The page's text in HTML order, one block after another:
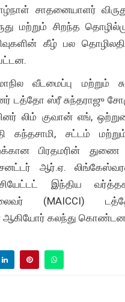
சாதனையாளர்
மற்றும் சிறந்த
கீழ் பல
வீடமைப்பு மற்றும்
டத்தோ ஸ்ரீ சுந்தராஜு
லிம் குவான் எங்,
கந்தசாமி, சட்டம்
பிரதமரின்
ஆர்.ஏ.
இந்திய
(MAICCI)
ஆகியோர் கலந்து